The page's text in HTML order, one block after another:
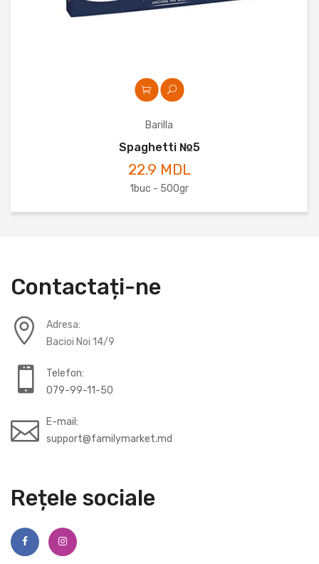
Barilla
Spaghetti №5
22.9 MDL
1buc - 500gr
Rețele sociale
Contactați-ne
Adresa:
Bacioi Noi 14/9
Telefon:
079-99-11-50
E-mail:
support@familymarket.md